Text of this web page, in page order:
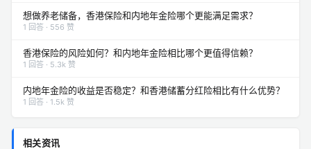
想做养老储备，香港保险和内地年金险哪个更能满足需求？
1 回答 · 556 赞
香港保险的风险如何？和内地年金险相比哪个更值得信赖？
1 回答 · 5.3k 赞
内地年金险的收益是否稳定？和香港储蓄分红险相比有什么优势？
1 回答 · 1.5k 赞
相关资讯